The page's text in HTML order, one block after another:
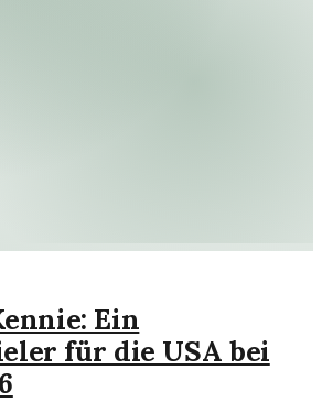
Ein
für die USA bei